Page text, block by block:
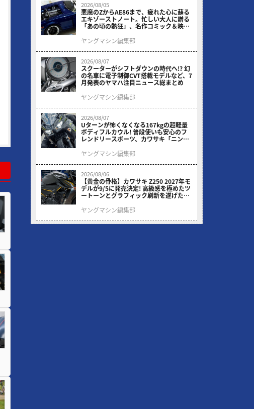
2026/08/05
悪魔のZからAE86まで、疲れた心に蘇る
エキゾーストノート。忙しい大人に贈る
「あの頃の熱狂」、名作コミック＆映画
結！
ヤングマシン編集部
2026/08/07
スクーターがシフトダウンの時代へ!? 幻
の名車に電子制御CVT搭載モデルなど、7
月発表のヤマハ注目ニュース総まとめ
ヤングマシン編集部
2026/08/07
Uターンが怖くなくなる167kgの超軽量
ボディフルカウル! 普段使いも安心のフ
レンドリースポーツ、カワサキ「ニンジ
9/5発売
ヤングマシン編集部
2026/08/06
【黄金の骨格】カワサキ Z250 2027年モ
デルが9/5に発売決定! 高級感を極めたツ
ートーンとグラフィック刷新を遂げた本
ヤングマシン編集部